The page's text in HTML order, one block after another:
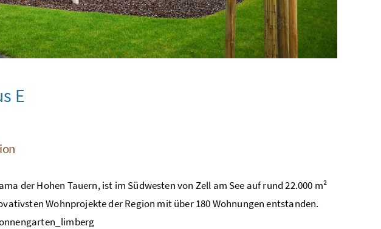
E
der Hohen Tauern, ist im Südwesten von Zell am See auf rund 22.000 m²
Wohnprojekte der Region mit über 180 Wohnungen entstanden.